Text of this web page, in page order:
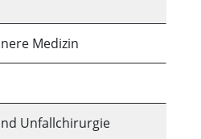
Medizin
Unfallchirurgie